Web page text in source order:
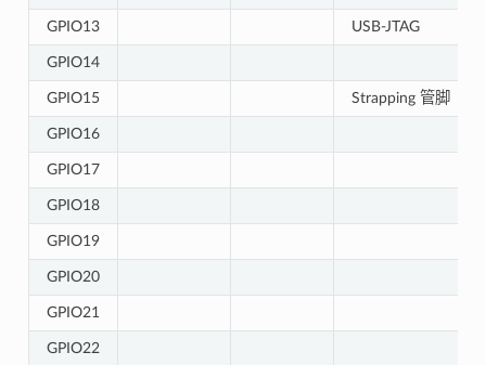
GPIO13 USB-JTAG
GPIO14
GPIO15 Strapping 管脚
GPIO16
GPIO17
GPIO18
GPIO19
GPIO20
GPIO21
GPIO22